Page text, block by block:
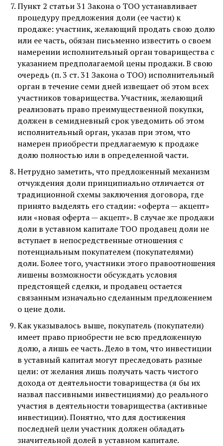
Пункт 2 статьи 31 Закона о ТОО устанавливает
процедуру предложения доли (ее части) к
продаже: участник, желающий продать свою долю
или ее часть, обязан письменно известить о своем
намерении исполнительный орган товарищества с
указанием предполагаемой цены продажи. В свою
очередь (п. 3 ст. 31 Закона о ТОО) исполнительный
орган в течение семи дней извещает об этом всех
участников товарищества. Участник, желающий
реализовать право преимущественной покупки,
должен в семидневный срок уведомить об этом
исполнительный орган, указав при этом, что
намерен приобрести предлагаемую к продаже
долю полностью или в определенной части.
Нетрудно заметить, что предложенный механизм
отчуждения доли принципиально отличается от
традиционной схемы заключения договора, где
принято выделять его стадии: «оферта — акцепт»
или «новая оферта — акцепт». В случае же продажи
доли в уставном капитале ТОО продавец доли не
вступает в непосредственные отношения с
потенциальным покупателем (покупателями)
доли. Более того, участники этого правоотношения
лишены возможности обсуждать условия
предстоящей сделки, и продавец остается
связанным изначально сделанным предложением
о цене доли.
Как указывалось выше, покупатель (покупатели)
имеет право приобрести не всю предложенную
долю, а лишь ее часть. Дело в том, что инвестиции
в уставный капитал могут преследовать разные
цели: от желания лишь получать часть чистого
дохода от деятельности товарищества (я бы их
назвал пассивными инвестициями) до реального
участия в деятельности товарищества (активные
инвестиции). Понятно, что для достижения
последней цели участник должен обладать
значительной долей в уставном капитале.